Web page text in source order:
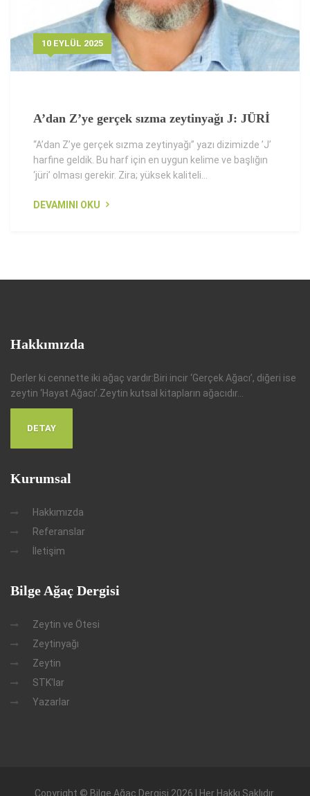
10 EYLÜL 2025
A’dan Z’ye gerçek sızma zeytinyağı J: JÜRİ
“A’dan Z’ye gerçek sızma zeytinyağı” yazı dizimizde ’J’
harfine geldik. Bu harf için en uygun kelime ve başlığın
‘jüri’ olması gerekir. Zira; yüksek kaliteli...
DEVAMINI OKU
Hakkımızda
Derler ki cennette iki ağaç vardır:Biri incir ‘Gerçek Ağacı’, diğeri ise
zeytin ‘Hayat Ağacı’.Zeytin kutsal kitapların ağacıdır...
DETAY
Kurumsal
Hakkımızda
Referanslar
İletişim
Bilge Ağaç Dergisi
Zeytin ve Ötesi
Zeytinyağı
Zeytin
STK'lar
Yazarlar
Copyright © Bilge Ağaç Dergisi 2026 | Her Hakkı Saklıdır.